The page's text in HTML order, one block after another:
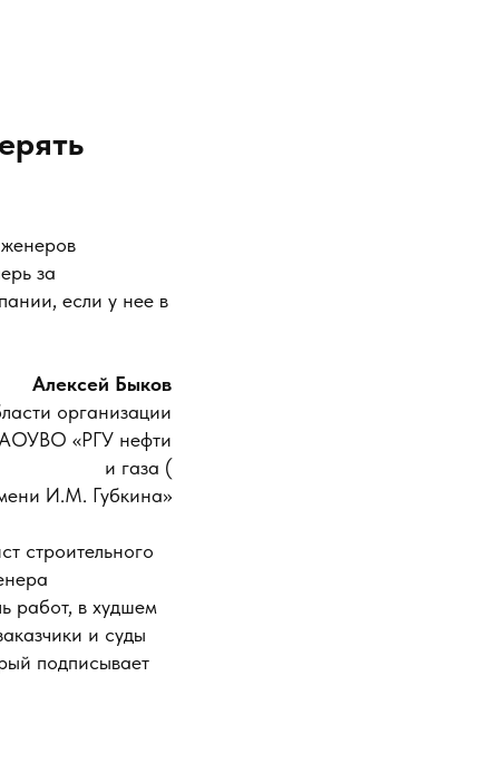
за
если у нее в
Алексей Быков
организации
«РГУ нефти
и газа (
И.М. Губкина»
строительного
работ, в худшем
и суды
подписывает